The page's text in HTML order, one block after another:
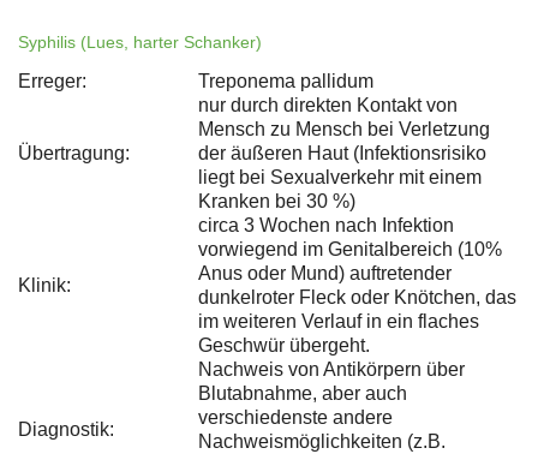
Syphilis (Lues, harter Schanker)
Erreger: Treponema pallidum
Übertragung:
nur durch direkten Kontakt von
Mensch zu Mensch bei Verletzung
der äußeren Haut (Infektionsrisiko
liegt bei Sexualverkehr mit einem
Kranken bei 30 %)
Klinik:
circa 3 Wochen nach Infektion
vorwiegend im Genitalbereich (10%
Anus oder Mund) auftretender
dunkelroter Fleck oder Knötchen, das
im weiteren Verlauf in ein flaches
Geschwür übergeht.
Diagnostik:
Nachweis von Antikörpern über
Blutabnahme, aber auch
verschiedenste andere
Nachweismöglichkeiten (z.B.